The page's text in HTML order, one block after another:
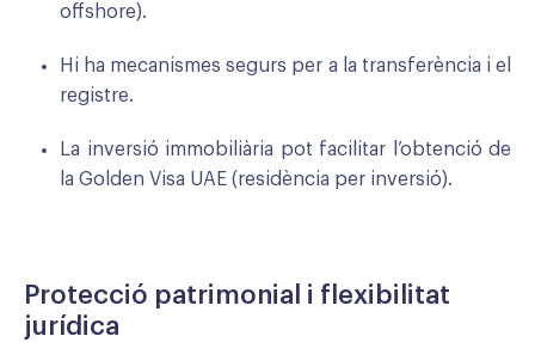
offshore).
Hi ha mecanismes segurs per a la transferència i el
registre.
La inversió immobiliària pot facilitar l’obtenció de
la Golden Visa UAE (residència per inversió).
Protecció patrimonial i flexibilitat
jurídica